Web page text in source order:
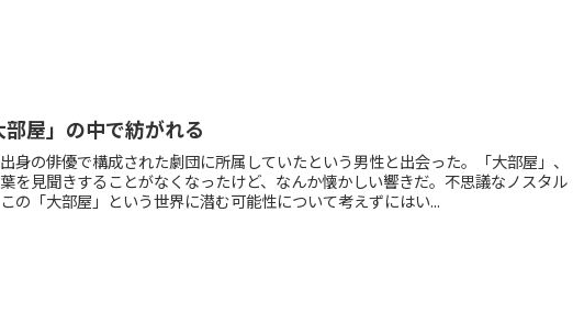
部屋」の中で紡がれる
身の俳優で構成された劇団に所属していたという男性と出会った。「大部屋」、
を見聞きすることがなくなったけど、なんか懐かしい響きだ。不思議なノスタル
の「大部屋」という世界に潜む可能性について考えずにはい...